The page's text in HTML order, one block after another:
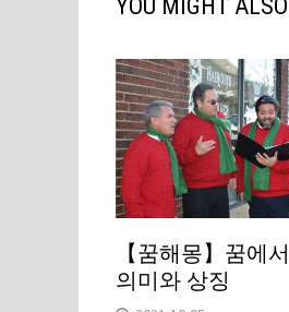
YOU MIGHT
【꿈해몽】꿈에
의미와 상징